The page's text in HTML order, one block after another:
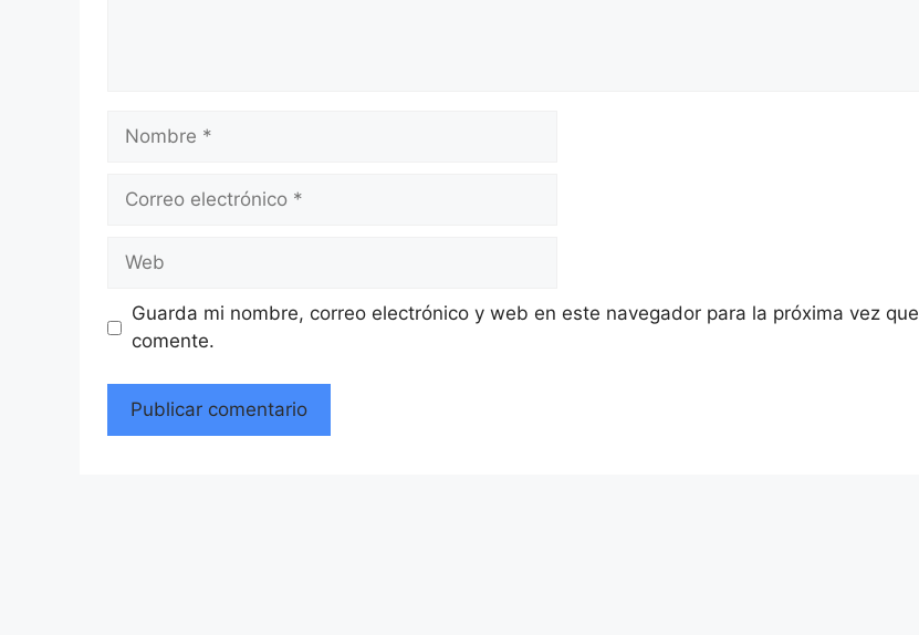
Nombre
Correo
Web
Guarda mi nombre, correo electrónico y web en este navegador para la próxima vez que
comente.